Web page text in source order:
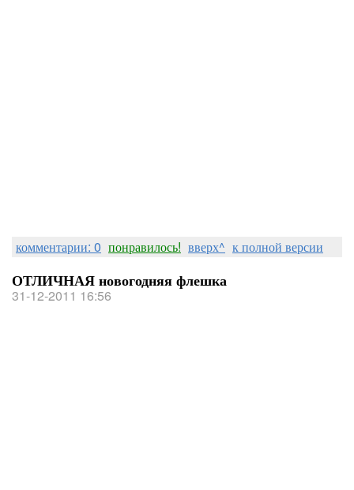
комментарии: 0 понравилось! вверх^ к полной версии
ОТЛИЧНАЯ новогодняя флешка
31-12-2011 16:56